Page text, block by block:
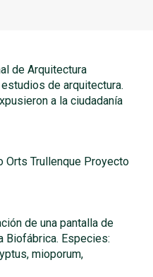
de Arquitectura
de arquitectura.
a la ciudadanía
Orts Trullenque Proyecto
de una pantalla de
Biofábrica. Especies:
mioporum,